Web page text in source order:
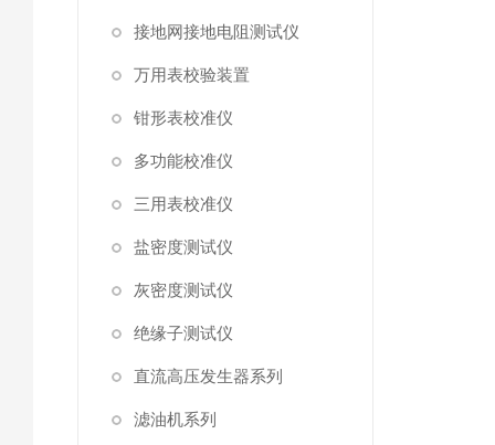
接地网接地电阻测试仪
万用表校验装置
钳形表校准仪
多功能校准仪
三用表校准仪
盐密度测试仪
灰密度测试仪
绝缘子测试仪
直流高压发生器系列
滤油机系列